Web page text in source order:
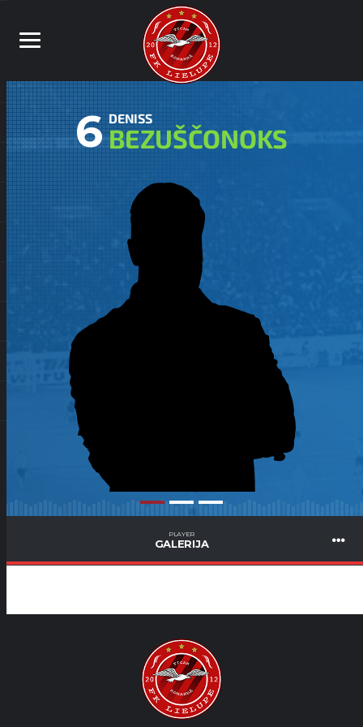
6 DENISS
BEZUŠČONOKS
PLAYER
GALERIJA